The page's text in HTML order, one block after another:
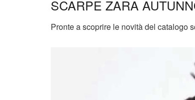
SCARPE ZARA
Pronte a scoprire le novità del catalogo